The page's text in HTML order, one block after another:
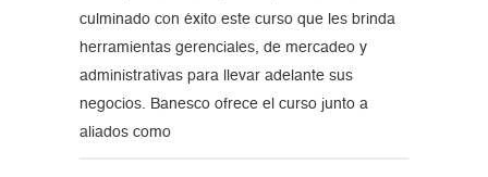
culminado con éxito este curso que les brinda
herramientas gerenciales, de mercadeo y
administrativas para llevar adelante sus
negocios. Banesco ofrece el curso junto a
aliados como